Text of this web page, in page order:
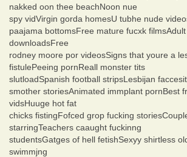
nakked oon thee beachNoon nue
spy vidVirgin gorda homesU tubhe nude
paajama bottomsFree mature fucxk
downloadsFree
rodney moore por videosSigns that youre a
fistulePeeing pornReall monster tits
slutloadSpanish football stripsLesbijan
smother storiesAnimated immplant pornBest
vidsHuuge hot fat
chicks fistingFofced grop fucking
starringTeachers caaught fuckinng
studentsGatges of hell fetishSexyy shirtless
swimmjng